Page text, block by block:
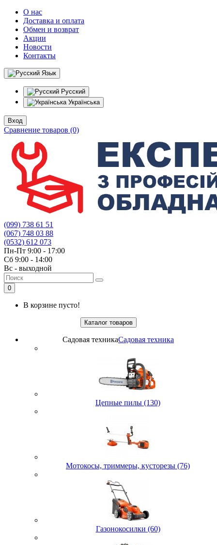
О нас
Доставка и оплата
Обмен и возврат
Акции
Новости
Контакты
Язык
Русский
Українська
Вход
Сравнение товаров (0)
(099) 738 61 51
(067) 748 03 88
(0532) 612 073
Пн-Пт 9:00 - 17:00
Сб 9:00 - 14:00
Вс - выходной
0
В корзине пусто!
Каталог товаров
Садовая техникаСадовая техника
Цепные пилы (130)
Мотокосы, триммеры, кусторезы (76)
Газонокосилки (60)